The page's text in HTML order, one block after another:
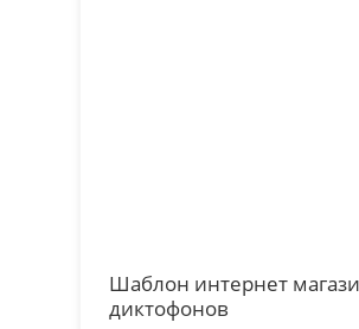
Шаблон интернет
диктофонов